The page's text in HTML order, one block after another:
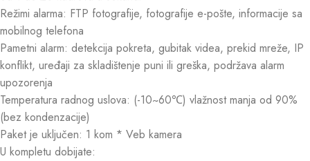
Režimi alarma: FTP fotografije, fotografije e-pošte, informacije sa
mobilnog telefona
Pametni alarm: detekcija pokreta, gubitak videa, prekid mreže, IP
konflikt, uređaji za skladištenje puni ili greška, podržava alarm
upozorenja
Temperatura radnog uslova: (-10~60℃) vlažnost manja od 90%
(bez kondenzacije)
Paket je uključen: 1 kom * Veb kamera
U kompletu dobijate: